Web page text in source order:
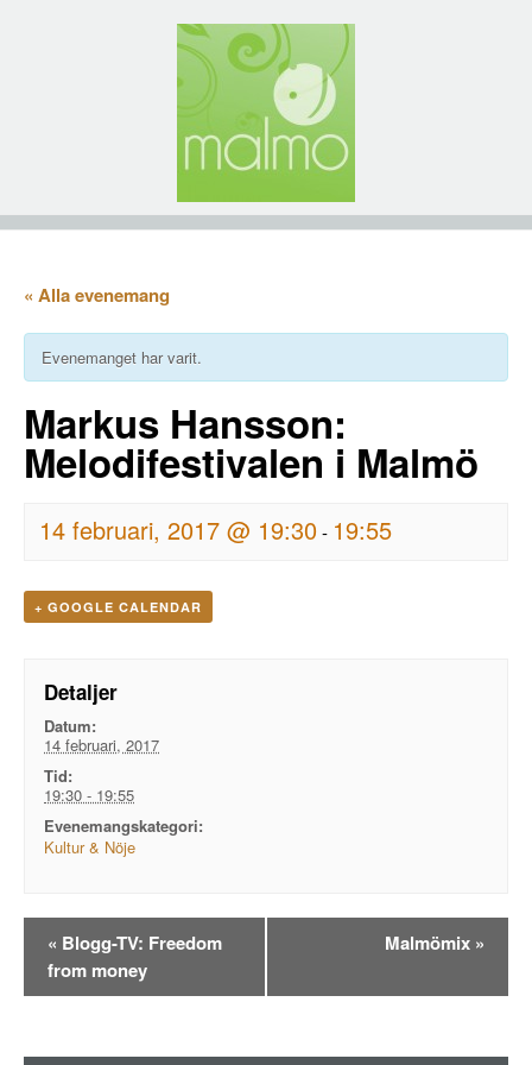
« Alla evenemang
Evenemanget har varit.
Markus Hansson:
Melodifestivalen i Malmö
14 februari, 2017 @ 19:30- 19:55
+ GOOGLE CALENDAR
Detaljer
Datum:
14 februari, 2017
Tid:
19:30 - 19:55
Evenemangskategori:
Kultur & Nöje
Evenemangsnavigation
« Blogg-TV: Freedom
from money
Malmömix »